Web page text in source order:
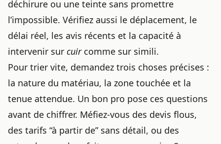
déchirure ou une teinte sans promettre
l’impossible. Vérifiez aussi le déplacement, le
délai réel, les avis récents et la capacité à
intervenir sur cuircomme sur simili.
Pour trier vite, demandez trois choses précises :
la nature du matériau, la zone touchée et la
tenue attendue. Un bon pro pose ces questions
avant de chiffrer. Méfiez-vous des devis flous,
des tarifs “à partir de” sans détail, ou des